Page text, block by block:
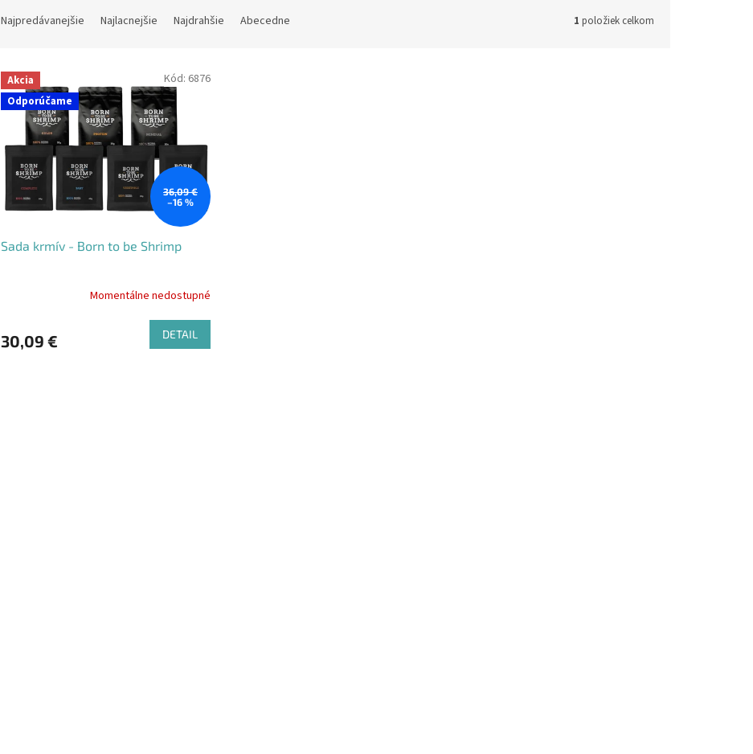
n
Najpredávanejšie Najlacnejšie Najdrahšie Abecedne 1 položiek celkom
V
p
Akcia
Odporúčame
36,09 €
–16 %
Sada krmív - Born to be Shrimp
Momentálne nedostupné
30,09 € DETAIL
Kód: 6876